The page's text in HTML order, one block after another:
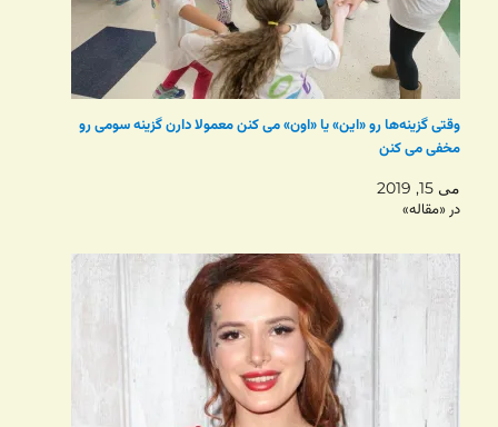
وقتی گزینه‌ها رو «این»‌ یا «اون» می کنن معمولا دارن گزینه سومی رو
مخفی می کنن
می 15, 2019
در «مقاله»